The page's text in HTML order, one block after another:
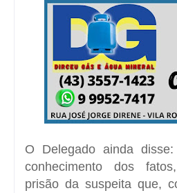
O Delegado ainda
conhecimento dos
prisão da suspeita que,